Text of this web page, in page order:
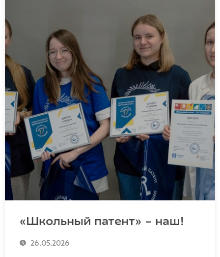
«Школьный патент» – наш!
26.05.2026